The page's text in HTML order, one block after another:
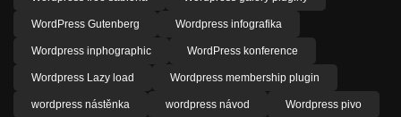
WordPress Gutenberg Wordpress infografika
Wordpress inphographic WordPress konference
Wordpress Lazy load Wordpress membership plugin
wordpress nástěnka wordpress návod Wordpress pivo